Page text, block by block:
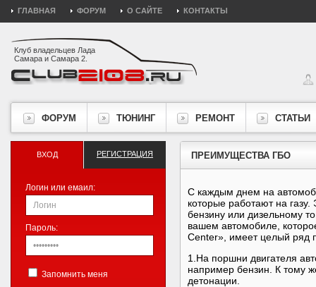
ГЛАВНАЯ ФОРУМ О САЙТЕ КОНТАКТЫ
Клуб владельцев Лада
Самара и Самара 2.
ФОРУМ ТЮНИНГ РЕМОНТ СТАТЬИ
ПРЕИМУЩЕСТВА ГБО
С каждым днем на
которые работают на
бензину или дизельному
вашем автомобиле,
Center», имеет целый ряд
1.На поршни двигателя
например бензин. К тому
детонации.
ВХОД РЕГИСТРАЦИЯ
Логин или емаил:
Пароль:
Запомнить меня